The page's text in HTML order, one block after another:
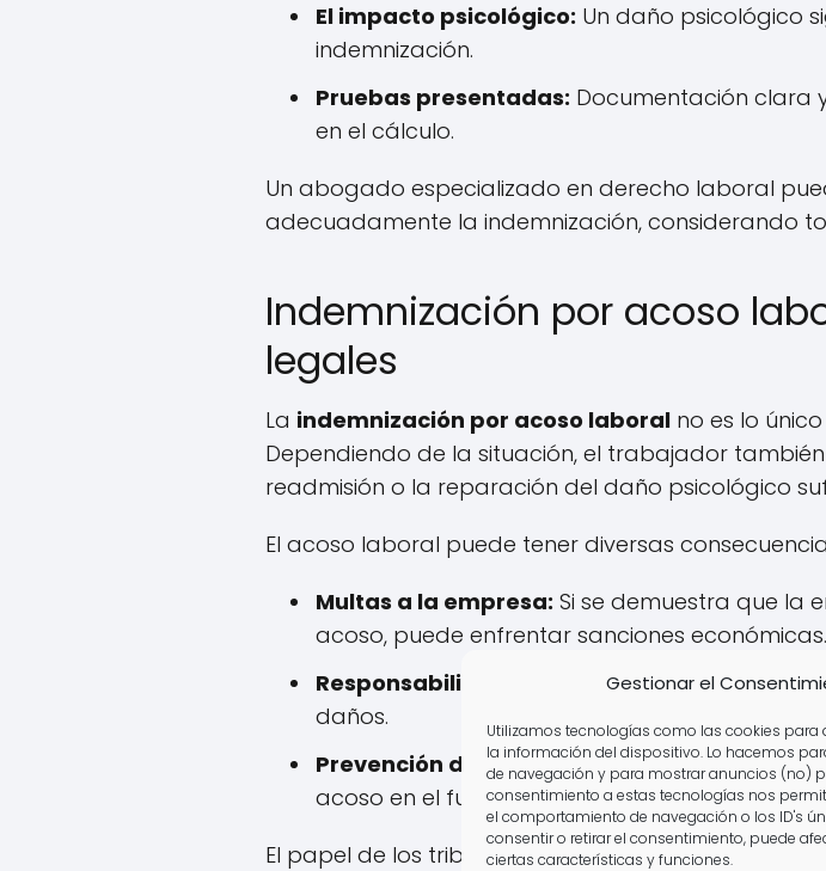
Gestionar el
Utilizamos tecnologías como las cookies para
la información del dispositivo. Lo hacemos
de navegación y para mostrar anuncios (no)
consentimiento a estas tecnologías nos
el comportamiento de navegación o los ID's
consentir o retirar el consentimiento, puede
ciertas características y funciones.
El impacto psicológico: Un daño psicológico
indemnización.
Pruebas presentadas: Documentación clara
en el cálculo.
Un abogado especializado en derecho laboral
adecuadamente la indemnización, considerando
Indemnización por acoso
legales
La indemnización por acoso laboral no es lo
Dependiendo de la situación, el trabajador
readmisión o la reparación del daño psicológico
El acoso laboral puede tener diversas
Multas a la empresa: Si se demuestra que la
acoso, puede enfrentar sanciones económicas.
Responsabilidad civil:
La empresa puede
daños.
Prevención de futuros casos:Las sentencias
acoso en el futuro.
El papel de los tribunales es crucial en estos